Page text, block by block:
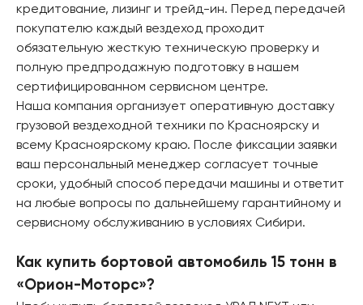
кредитование, лизинг и трейд-ин. Перед передачей
покупателю каждый вездеход проходит
обязательную жесткую техническую проверку и
полную предпродажную подготовку в нашем
сертифицированном сервисном центре.
Наша компания организует оперативную доставку
грузовой вездеходной техники по Красноярску и
всему Красноярскому краю. После фиксации заявки
ваш персональный менеджер согласует точные
сроки, удобный способ передачи машины и ответит
на любые вопросы по дальнейшему гарантийному и
сервисному обслуживанию в условиях Сибири.
Как купить бортовой автомобиль 15 тонн в
«Орион-Моторс»?